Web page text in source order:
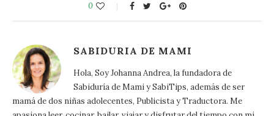
0
SABIDURIA DE MAMI
Hola, Soy Johanna Andrea, la fundadora de
Sabiduría de Mami y SabiTips, además de ser
mamá de dos niñas adolecentes, Publicista y Traductora. Me